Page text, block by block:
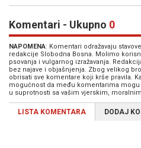
Komentari - Ukupno 0
NAPOMENA: Komentari odražavaju
redakcije Slobodna Bosna. Molimo
psovanja i vulgarnog izražavanja.
bez najave i objašnjenja. Zbog velikog
obrisati sve komentare koji krše pravila.
mogućnost da među komentarima
u suprotnosti sa vašim vjerskim,
LISTA KOMENTARA DODAJ